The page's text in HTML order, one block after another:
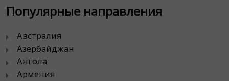
Популярные направления
Австралия
Азербайджан
Ангола
Армения